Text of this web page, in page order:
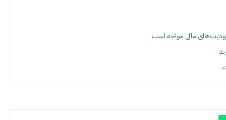
مالی مواجه است